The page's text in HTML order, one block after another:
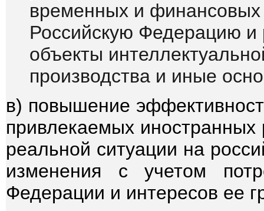
временных и финансовых
Российскую Федерацию и
объекты
производства и иные
в) повышение
привлекаемых иностранных
реальной ситуации на
изменения с учетом
Федерации и интересов ее